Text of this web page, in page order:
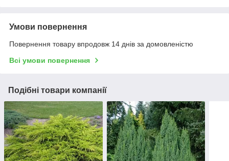
Умови повернення
Повернення товару впродовж 14 днів за домовленістю
Всі умови повернення
Подібні товари компанії